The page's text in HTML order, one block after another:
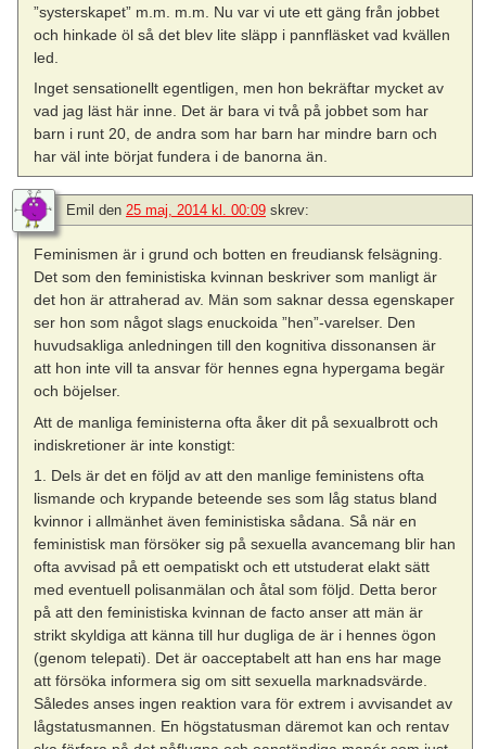
”systerskapet” m.m. m.m. Nu var vi ute ett gäng från jobbet
och hinkade öl så det blev lite släpp i pannfläsket vad kvällen
led.
Inget sensationellt egentligen, men hon bekräftar mycket av
vad jag läst här inne. Det är bara vi två på jobbet som har
barn i runt 20, de andra som har barn har mindre barn och
har väl inte börjat fundera i de banorna än.
Emil den 25 maj, 2014 kl. 00:09 skrev:
Feminismen är i grund och botten en freudiansk felsägning.
Det som den feministiska kvinnan beskriver som manligt är
det hon är attraherad av. Män som saknar dessa egenskaper
ser hon som något slags enuckoida ”hen”-varelser. Den
huvudsakliga anledningen till den kognitiva dissonansen är
att hon inte vill ta ansvar för hennes egna hypergama begär
och böjelser.
Att de manliga feministerna ofta åker dit på sexualbrott och
indiskretioner är inte konstigt:
1. Dels är det en följd av att den manlige feministens ofta
lismande och krypande beteende ses som låg status bland
kvinnor i allmänhet även feministiska sådana. Så när en
feministisk man försöker sig på sexuella avancemang blir han
ofta avvisad på ett oempatiskt och ett utstuderat elakt sätt
med eventuell polisanmälan och åtal som följd. Detta beror
på att den feministiska kvinnan de facto anser att män är
strikt skyldiga att känna till hur dugliga de är i hennes ögon
(genom telepati). Det är oacceptabelt att han ens har mage
att försöka informera sig om sitt sexuella marknadsvärde.
Således anses ingen reaktion vara för extrem i avvisandet av
lågstatusmannen. En högstatusman däremot kan och rentav